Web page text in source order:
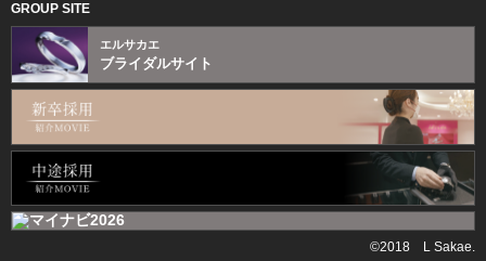
GROUP SITE
エルサカエ
ブライダルサイト
©2018 L Sakae.